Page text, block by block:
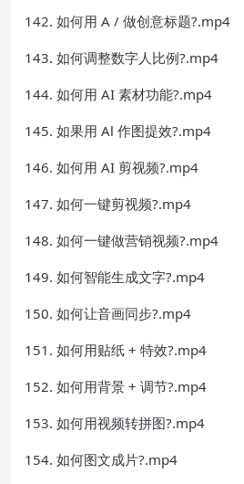
142. 如何用 A / 做创意标题?.mp4
143. 如何调整数字人比例?.mp4
144. 如何用 AI 素材功能?.mp4
145. 如果用 Al 作图提效?.mp4
146. 如何用 AI 剪视频?.mp4
147. 如何一键剪视频?.mp4
148. 如何一键做营销视频?.mp4
149. 如何智能生成文字?.mp4
150. 如何让音画同步?.mp4
151. 如何用贴纸 + 特效?.mp4
152. 如何用背景 + 调节?.mp4
153. 如何用视频转拼图?.mp4
154. 如何图文成片?.mp4